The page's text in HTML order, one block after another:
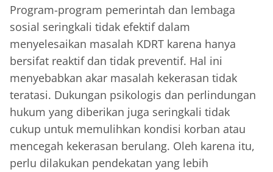
Program-program pemerintah dan lembaga
sosial seringkali tidak efektif dalam
menyelesaikan masalah KDRT karena hanya
bersifat reaktif dan tidak preventif. Hal ini
menyebabkan akar masalah kekerasan tidak
teratasi. Dukungan psikologis dan perlindungan
hukum yang diberikan juga seringkali tidak
cukup untuk memulihkan kondisi korban atau
mencegah kekerasan berulang. Oleh karena itu,
perlu dilakukan pendekatan yang lebih